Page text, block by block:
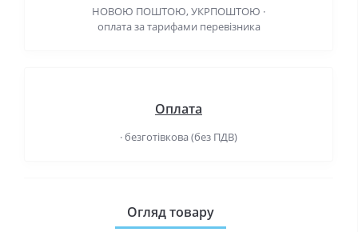
НОВОЮ ПОШТОЮ, УКРПОШТОЮ ·
оплата за тарифами перевізника
Оплата
· безготівкова (без ПДВ)
Огляд товару